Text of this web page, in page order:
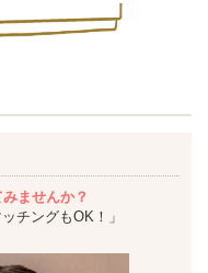
ませんか？
チングもOK！」